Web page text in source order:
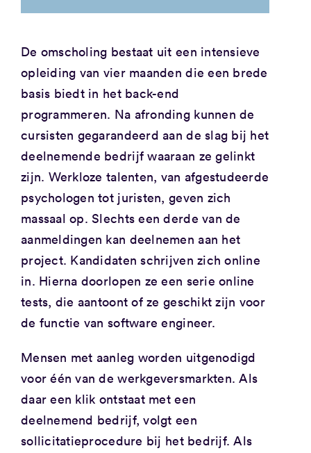
De omscholing bestaat uit een intensieve
opleiding van vier maanden die een brede
basis biedt in het back-end
programmeren. Na afronding kunnen de
cursisten gegarandeerd aan de slag bij het
deelnemende bedrijf waaraan ze gelinkt
zijn. Werkloze talenten, van afgestudeerde
psychologen tot juristen, geven zich
massaal op. Slechts een derde van de
aanmeldingen kan deelnemen aan het
project. Kandidaten schrijven zich online
in. Hierna doorlopen ze een serie online
tests, die aantoont of ze geschikt zijn voor
de functie van software engineer.
Mensen met aanleg worden uitgenodigd
voor één van de werkgeversmarkten. Als
daar een klik ontstaat met een
deelnemend bedrijf, volgt een
sollicitatieprocedure bij het bedrijf. Als